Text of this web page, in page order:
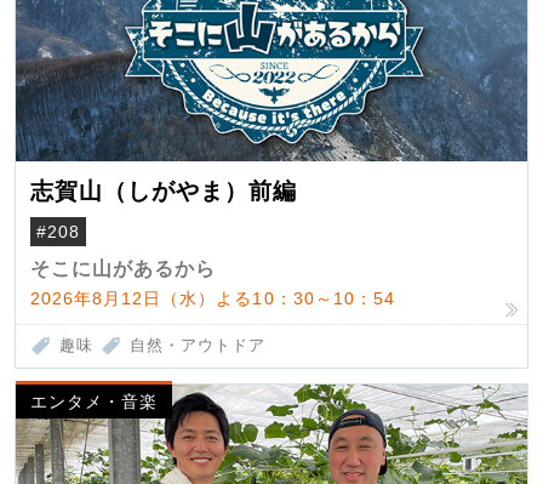
志賀山（しがやま）前編
#208
そこに山があるから
2026年8月12日（水）よる10：30～10：54
趣味 自然・アウトドア
エンタメ・音楽